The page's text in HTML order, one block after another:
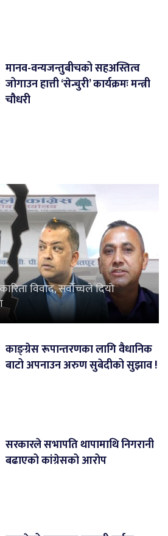
मानव-वन्यजन्तुबीचको सहअस्तित्व
जोगाउन हात्ती ‘सेन्चुरी’ कार्यक्रमः मन्त्री
चौधरी
विवाद, सर्वोच्चले दियो
काङ्ग्रेस रूपान्तरणका लागि वैधानिक
बाटो अपनाउन अरुण सुबेदीको सुझाव !
सरकारले सभापति थापामाथि निगरानी
बढाएको कांग्रेसको आरोप